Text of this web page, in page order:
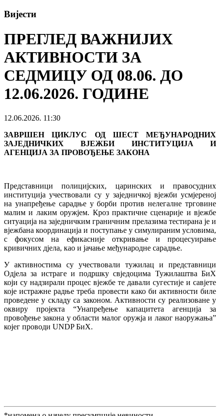
Вијести
ПРЕГЛЕД ВАЖНИЈИХ
АКТИВНОСТИ ЗА
СЕДМИЦУ ОД 08.06. ДО
12.06.2026. ГОДИНЕ
12.06.2026. 11:30
ЗАВРШЕН ЦИКЛУС ОД ШЕСТ МЕЂУНАРОДНИХ
ЗАЈЕДНИЧКИХ ВЈЕЖБИ ИНСТИТУЦИЈА И
АГЕНЦИЈА ЗА ПРОВОЂЕЊЕ ЗАКОНА
Представници полицијских, царинских и правосудних
институција учествовали су у заједничкој вјежби усмјереној
на унапређење сарадње у борби против нелегалне трговине
малим и лаким оружјем. Кроз практичне сценарије и вјежбе
ситуација на заједничким граничним прелазима тестирана је и
вјежбана координација и поступање у симулираним условима,
с фокусом на ефикасније откривање и процесуирање
кривичних дјела, као и јачање међународне сарадње.
У активностима су учествовали тужилац и представници
Одјела за истраге и подршку свједоцима Тужилаштва БиХ
који су надзирали процес вјежбе те давали сугестије и савјете
које истражне радње треба провести како би активности биле
проведене у складу са законом. Активности су реализоване у
оквиру пројекта “Унапређење капацитета агенција за
провођење закона у области малог оружја и лаког наоружања”
којег проводи UNDP БиХ.